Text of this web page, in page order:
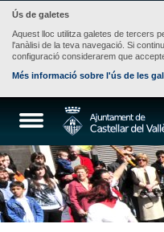
Ús de galetes
Aquest lloc utilitza galetes de tercers
l'anàlisi de la teva navegació. Si
configuració considerarem que
Més informació sobre l'ús de les